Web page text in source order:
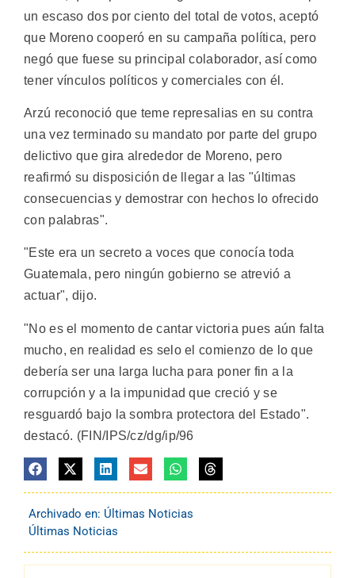
un escaso dos por ciento del total de votos, aceptó
que Moreno cooperó en su campaña política, pero
negó que fuese su principal colaborador, así como
tener vínculos políticos y comerciales con él.
Arzú reconoció que teme represalias en su contra
una vez terminado su mandato por parte del grupo
delictivo que gira alrededor de Moreno, pero
reafirmó su disposición de llegar a las "últimas
consecuencias y demostrar con hechos lo ofrecido
con palabras".
"Este era un secreto a voces que conocía toda
Guatemala, pero ningún gobierno se atrevió a
actuar", dijo.
"No es el momento de cantar victoria pues aún falta
mucho, en realidad es selo el comienzo de lo que
debería ser una larga lucha para poner fin a la
corrupción y a la impunidad que creció y se
resguardó bajo la sombra protectora del Estado".
destacó. (FIN/IPS/cz/dg/ip/96
Archivado en: Últimas Noticias
Últimas Noticias